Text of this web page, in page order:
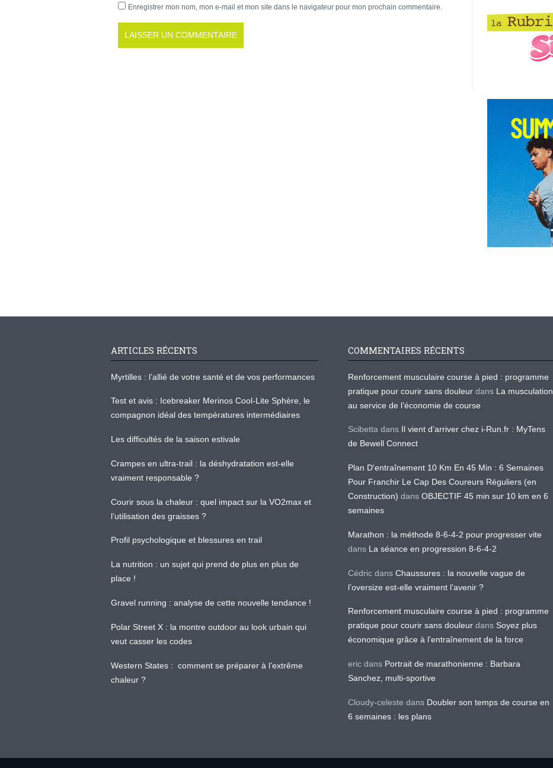
Enregistrer mon nom, mon e-mail et mon site dans le navigateur pour mon prochain commentaire.
ARTICLES RÉCENTS
Myrtilles : l’allié de votre santé et de vos performances
Test et avis : Icebreaker Merinos Cool-Lite Sphère, le
compagnon idéal des températures intermédiaires
Les difficultés de la saison estivale
Crampes en ultra-trail : la déshydratation est-elle
vraiment responsable ?
Courir sous la chaleur : quel impact sur la VO2max et
l’utilisation des graisses ?
Profil psychologique et blessures en trail
La nutrition : un sujet qui prend de plus en plus de
place !
Gravel running : analyse de cette nouvelle tendance !
Polar Street X : la montre outdoor au look urbain qui
veut casser les codes
Western States : comment se préparer à l’extrême
chaleur ?
COMMENTAIRES RÉCENTS
Renforcement musculaire course à pied : programme
pratique pour courir sans douleur dans La musculation
au service de l’économie de course
Scibetta dans Il vient d’arriver chez i-Run.fr : MyTens
de Bewell Connect
Plan D'entraînement 10 Km En 45 Min : 6 Semaines
Pour Franchir Le Cap Des Coureurs Réguliers (en
Construction) dans OBJECTIF 45 min sur 10 km en 6
semaines
Marathon : la méthode 8-6-4-2 pour progresser vite
dans La séance en progression 8-6-4-2
Cédric dans Chaussures : la nouvelle vague de
l’oversize est-elle vraiment l’avenir ?
Renforcement musculaire course à pied : programme
pratique pour courir sans douleur dans Soyez plus
économique grâce à l’entraînement de la force
eric dans Portrait de marathonienne : Barbara
Sanchez, multi-sportive
Cloudy-celeste dans Doubler son temps de course en
6 semaines : les plans